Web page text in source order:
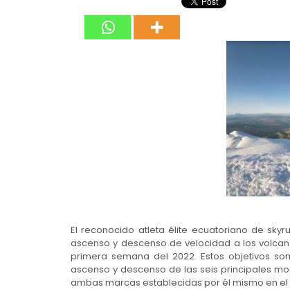
El reconocido atleta élite ecuatoriano de
ascenso y descenso de velocidad a los
primera semana del 2022. Estos objetivos
ascenso y descenso de las seis principales
ambas marcas establecidas por él mismo en el